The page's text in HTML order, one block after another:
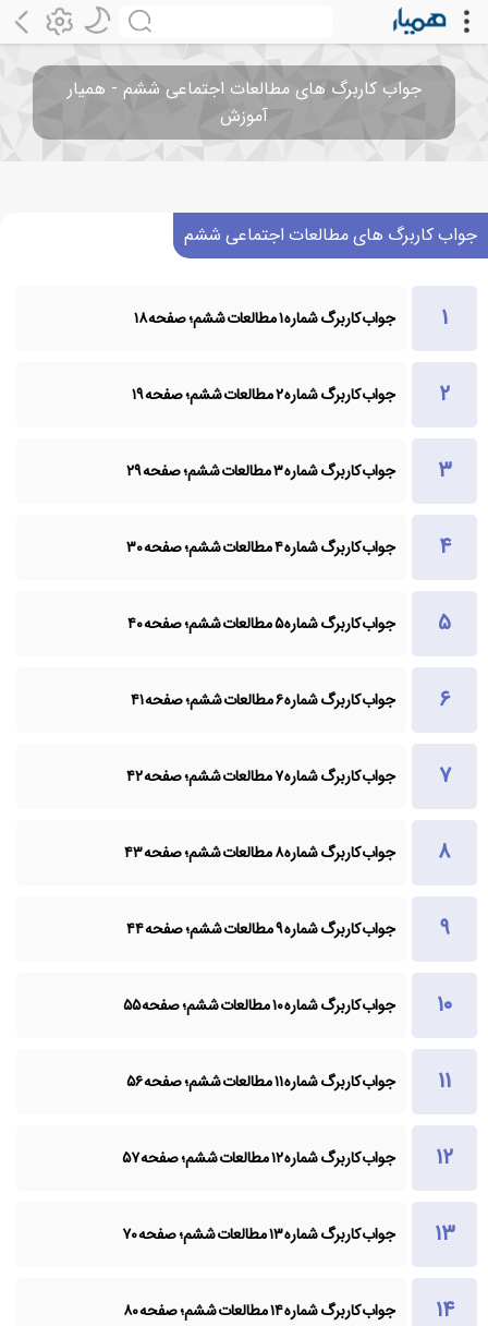
جواب کاربرگ های مطالعات اجتماعی ششم - همیار
آموزش
جواب کاربرگ های مطالعات اجتماعی ششم
جواب کاربرگ شماره ۱ مطالعات ششم؛ صفحه ۱۸
جواب کاربرگ شماره ۲ مطالعات ششم؛ صفحه ۱۹
جواب کاربرگ شماره ۳ مطالعات ششم؛ صفحه ۲۹
جواب کاربرگ شماره ۴ مطالعات ششم؛ صفحه ۳۰
جواب کاربرگ شماره ۵ مطالعات ششم؛ صفحه ۴۰
جواب کاربرگ شماره ۶ مطالعات ششم؛ صفحه ۴۱
جواب کاربرگ شماره ۷ مطالعات ششم؛ صفحه ۴۲
جواب کاربرگ شماره ۸ مطالعات ششم؛ صفحه ۴۳
جواب کاربرگ شماره ۹ مطالعات ششم؛ صفحه ۴۴
جواب کاربرگ شماره ۱۰ مطالعات ششم؛ صفحه ۵۵
جواب کاربرگ شماره ۱۱ مطالعات ششم؛ صفحه ۵۶
جواب کاربرگ شماره ۱۲ مطالعات ششم؛ صفحه ۵۷
جواب کاربرگ شماره ۱۳ مطالعات ششم؛ صفحه ۷۰
جواب کاربرگ شماره ۱۴ مطالعات ششم؛ صفحه ۸۰